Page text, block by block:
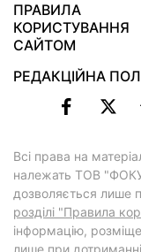
ПРАВИЛА
КОРИСТУВАННЯ
САЙТОМ
РЕДАКЦІЙНА
Всі права на
належать ТОВ
дозволяється лише
розділі "Правила
інформацію,
лише при